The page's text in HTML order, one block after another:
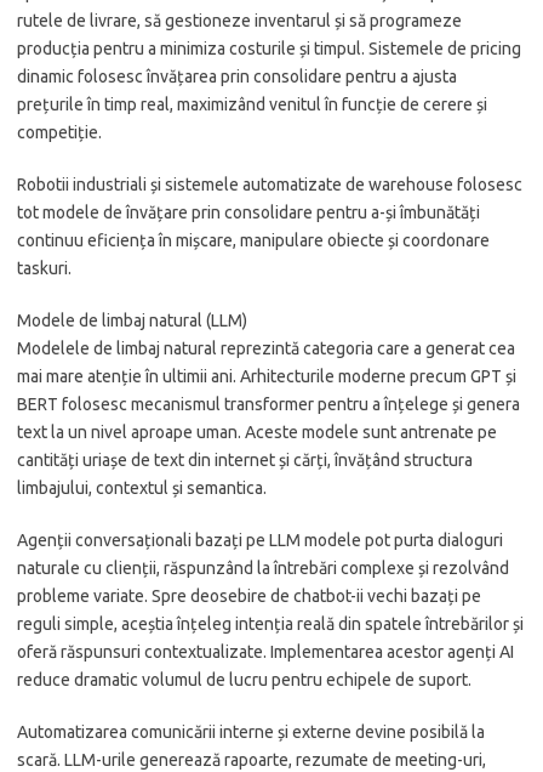
rutele de livrare, să gestioneze inventarul și să programeze
producția pentru a minimiza costurile și timpul. Sistemele de pricing
dinamic folosesc învățarea prin consolidare pentru a ajusta
prețurile în timp real, maximizând venitul în funcție de cerere și
competiție.
Robotii industriali și sistemele automatizate de warehouse folosesc
tot modele de învățare prin consolidare pentru a-și îmbunătăți
continuu eficiența în mișcare, manipulare obiecte și coordonare
taskuri.
Modele de limbaj natural (LLM)
Modelele de limbaj natural reprezintă categoria care a generat cea
mai mare atenție în ultimii ani. Arhitecturile moderne precum GPT și
BERT folosesc mecanismul transformer pentru a înțelege și genera
text la un nivel aproape uman. Aceste modele sunt antrenate pe
cantități uriașe de text din internet și cărți, învățând structura
limbajului, contextul și semantica.
Agenții conversaționali bazați pe LLM modele pot purta dialoguri
naturale cu clienții, răspunzând la întrebări complexe și rezolvând
probleme variate. Spre deosebire de chatbot-ii vechi bazați pe
reguli simple, aceștia înțeleg intenția reală din spatele întrebărilor și
oferă răspunsuri contextualizate. Implementarea acestor agenți AI
reduce dramatic volumul de lucru pentru echipele de suport.
Automatizarea comunicării interne și externe devine posibilă la
scară. LLM-urile generează rapoarte, rezumate de meeting-uri,